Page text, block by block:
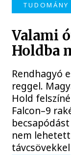
TUDOMÁNY
Valami
Holdba
Rendhagyó
reggel.
Hold
Falcon–9
nem